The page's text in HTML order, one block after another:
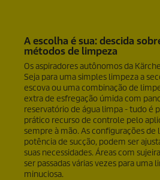
A escolha é sua: descida
métodos de limpeza
Os aspiradores autônomos da
Seja para uma simples limpeza a
escova ou uma combinação de
extra de esfregação úmida com
reservatório de água limpa - tudo é
prático recurso de controle pelo
sempre à mão. As configurações de
potência de sucção, podem ser
suas necessidades. Áreas com
ser passadas várias vezes para uma
minuciosa.